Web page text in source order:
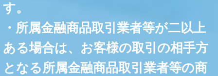
す。
・所属金融商品取引業者等が二以上
ある場合は、お客様の取引の相手方
となる所属金融商品取引業者等の商